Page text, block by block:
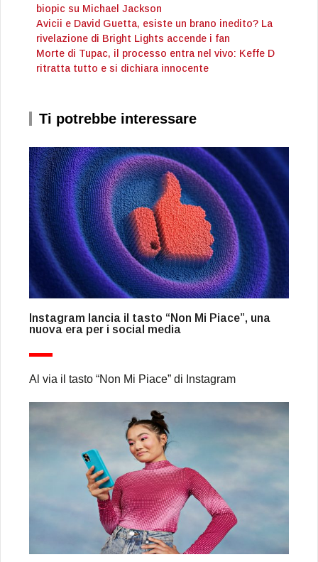
biopic su Michael Jackson
Avicii e David Guetta, esiste un brano inedito? La
rivelazione di Bright Lights accende i fan
Morte di Tupac, il processo entra nel vivo: Keffe D
ritratta tutto e si dichiara innocente
Ti potrebbe interessare
Instagram lancia il tasto “Non Mi Piace”, una
nuova era per i social media
Al via il tasto “Non Mi Piace” di Instagram